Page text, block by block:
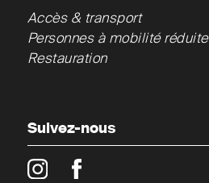
Accès & transport
Personnes à mobilité réduite
Restauration
Suivez-nous